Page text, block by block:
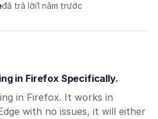
đã trả lời1 năm trước
in Firefox Specifically.
in Firefox. It works in
with no issues, it will either